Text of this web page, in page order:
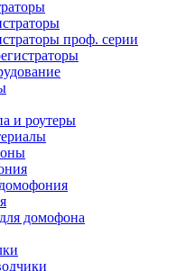
проф. серии
и роутеры
домофона